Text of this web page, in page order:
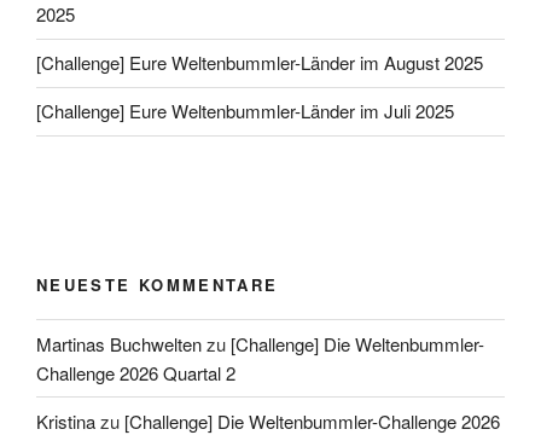
2025
[Challenge] Eure Weltenbummler-Länder im August 2025
[Challenge] Eure Weltenbummler-Länder im Juli 2025
NEUESTE KOMMENTARE
Martinas Buchweltenzu [Challenge] Die Weltenbummler-
Challenge 2026 Quartal 2
Kristinazu [Challenge] Die Weltenbummler-Challenge 2026